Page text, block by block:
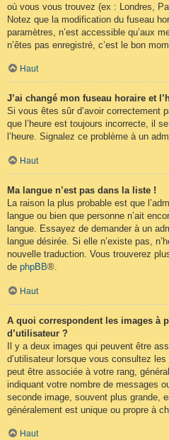
où vous vous trouvez (ex : Londres,
Notez que la modification du fuseau
paramètres, n’est accessible qu’aux
n’êtes pas enregistré, c’est le bon
Haut
J’ai changé mon fuseau horaire et
Si vous êtes sûr d’avoir correctement
que l’heure est toujours incorrecte, il
l’heure. Signalez ce problème à un
Haut
Ma langue n’est pas dans la liste !
La raison la plus probable est que
langue ou bien que personne n’ait
langue. Essayez de demander à un
langue désirée. Si elle n’existe pas,
nouvelle traduction. Vous trouverez
de phpBB®.
Haut
A quoi correspondent les images à
d’utilisateur ?
Il y a deux images qui peuvent être
d’utilisateur lorsque vous consultez les
peut être associée à votre rang,
indiquant votre nombre de messages
seconde image, souvent plus grande,
généralement est unique ou propre à
Haut